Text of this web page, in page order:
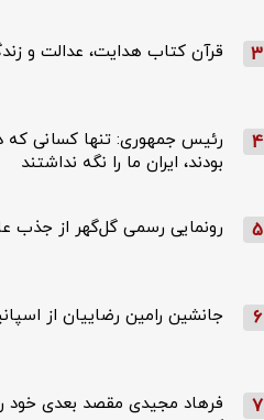
3 قرآن کتاب هدایت، عدالت و
4
رئیس جمهوری: تنها کسانی که
بودند، ایران ما را نگه نداشتند
5 رونمایی رسمی گل‌گهر از جذب
6 جانشین رامین رضاییان از
7
فرهاد مجیدی مقصد بعدی